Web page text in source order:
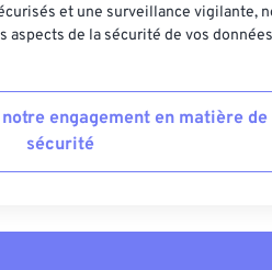
et une surveillance vigilante,
aspects de la sécurité de vos
engagement en matière de
sécurité